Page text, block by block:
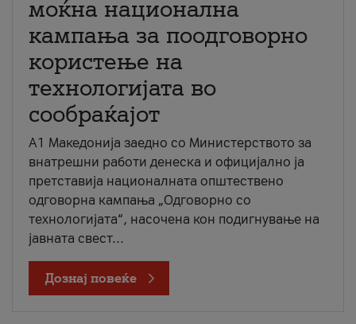
моќна национална
кампања за поодговорно
користење на
технологијата во
сообраќајот
A1 Македонија заедно со Министерството за
внатрешни работи денеска и официјално ја
претставија националната општествено
одговорна кампања „Одговорно со
технологијата“, насочена кон подигнување на
јавната свест...
Дознај повеќе